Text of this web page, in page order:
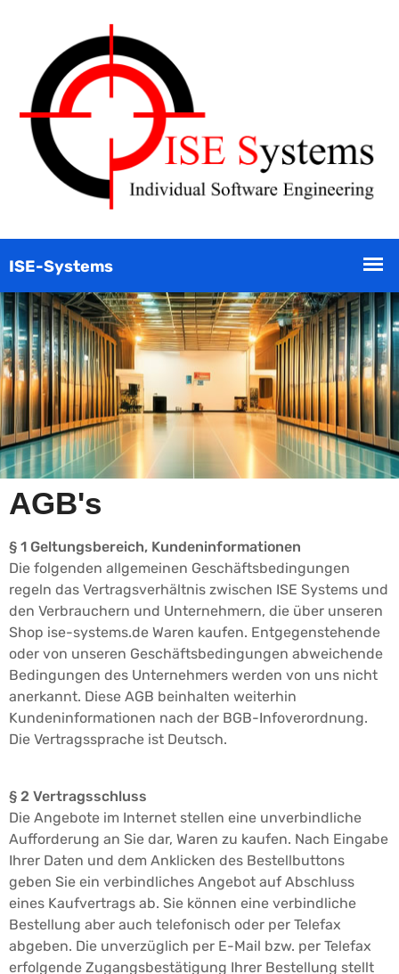
AGB's
§ 1 Geltungsbereich, Kundeninformationen
Die folgenden allgemeinen Geschäftsbedingungen
regeln das Vertragsverhältnis zwischen ISE Systems und
den Verbrauchern und Unternehmern, die über unseren
Shop ise-systems.de Waren kaufen. Entgegenstehende
oder von unseren Geschäftsbedingungen abweichende
Bedingungen des Unternehmers werden von uns nicht
anerkannt. Diese AGB beinhalten weiterhin
Kundeninformationen nach der BGB-Infoverordnung.
Die Vertragssprache ist Deutsch.
§ 2 Vertragsschluss
Die Angebote im Internet stellen eine unverbindliche
Aufforderung an Sie dar, Waren zu kaufen. Nach Eingabe
Ihrer Daten und dem Anklicken des Bestellbuttons
geben Sie ein verbindliches Angebot auf Abschluss
eines Kaufvertrags ab. Sie können eine verbindliche
Bestellung aber auch telefonisch oder per Telefax
abgeben. Die unverzüglich per E-Mail bzw. per Telefax
erfolgende Zugangsbestätigung Ihrer Bestellung stellt